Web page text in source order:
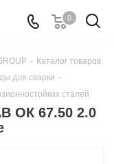
0
- Каталог товаров
для сварки -
сталей
ОК 67.50 2.0